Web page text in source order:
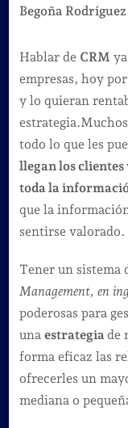
Begoña Rodríguez
Hablar de CRM
empresas, hoy
y lo quieran
todo lo que les
llegan los
toda la
que la
sentirse valorado.
Tener un sistema
Management, en
poderosas para
una estrategia de
forma eficaz las
ofrecerles un
mediana o